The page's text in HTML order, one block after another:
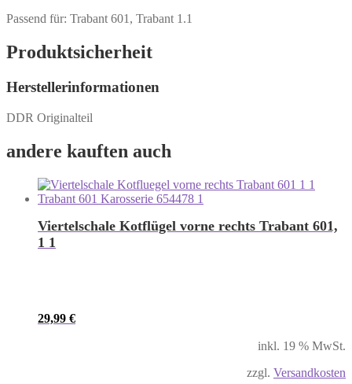
Passend für: Trabant 601, Trabant 1.1
Produktsicherheit
Herstellerinformationen
DDR Originalteil
andere kauften auch
Viertelschale Kotflügel vorne rechts Trabant 601,
1 1
29,99 €
inkl. 19 % MwSt.
zzgl. Versandkosten